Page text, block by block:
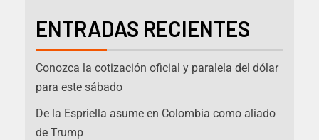
ENTRADAS RECIENTES
Conozca la cotización oficial y paralela del dólar
para este sábado
De la Espriella asume en Colombia como aliado
de Trump